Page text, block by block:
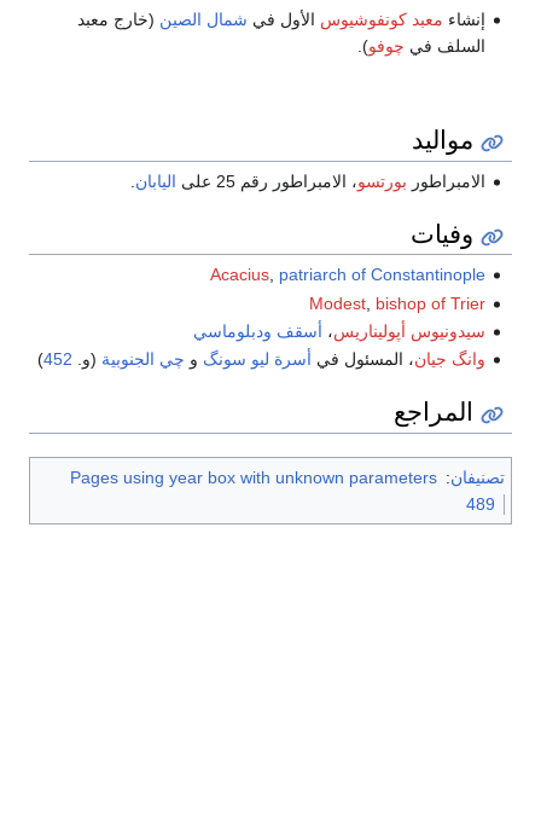
إنشاء معبد كونفوشيوس الأول في شمال الصين (خارج معبد
السلف في چوفو).
مواليد
الامبراطور بورتسو، الامبراطور رقم 25 على اليابان
وفيات
Acacius, patriarch of Constantinople
Modest, bishop of Trier
سيدونيوس أپوليناريس، أسقف ودبلوماسي
وانگ جيان، المسئول في أسرة ليو سونگ و چي الجنوبية (و. 452
)
المراجع
تصنيفان:
Pages using year box with unknown parameters
489